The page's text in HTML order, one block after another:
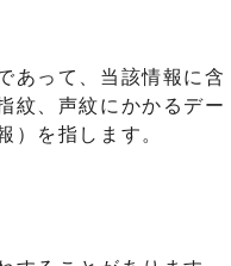
あって、当該情報に含
紋、声紋にかかるデー
）を指します。